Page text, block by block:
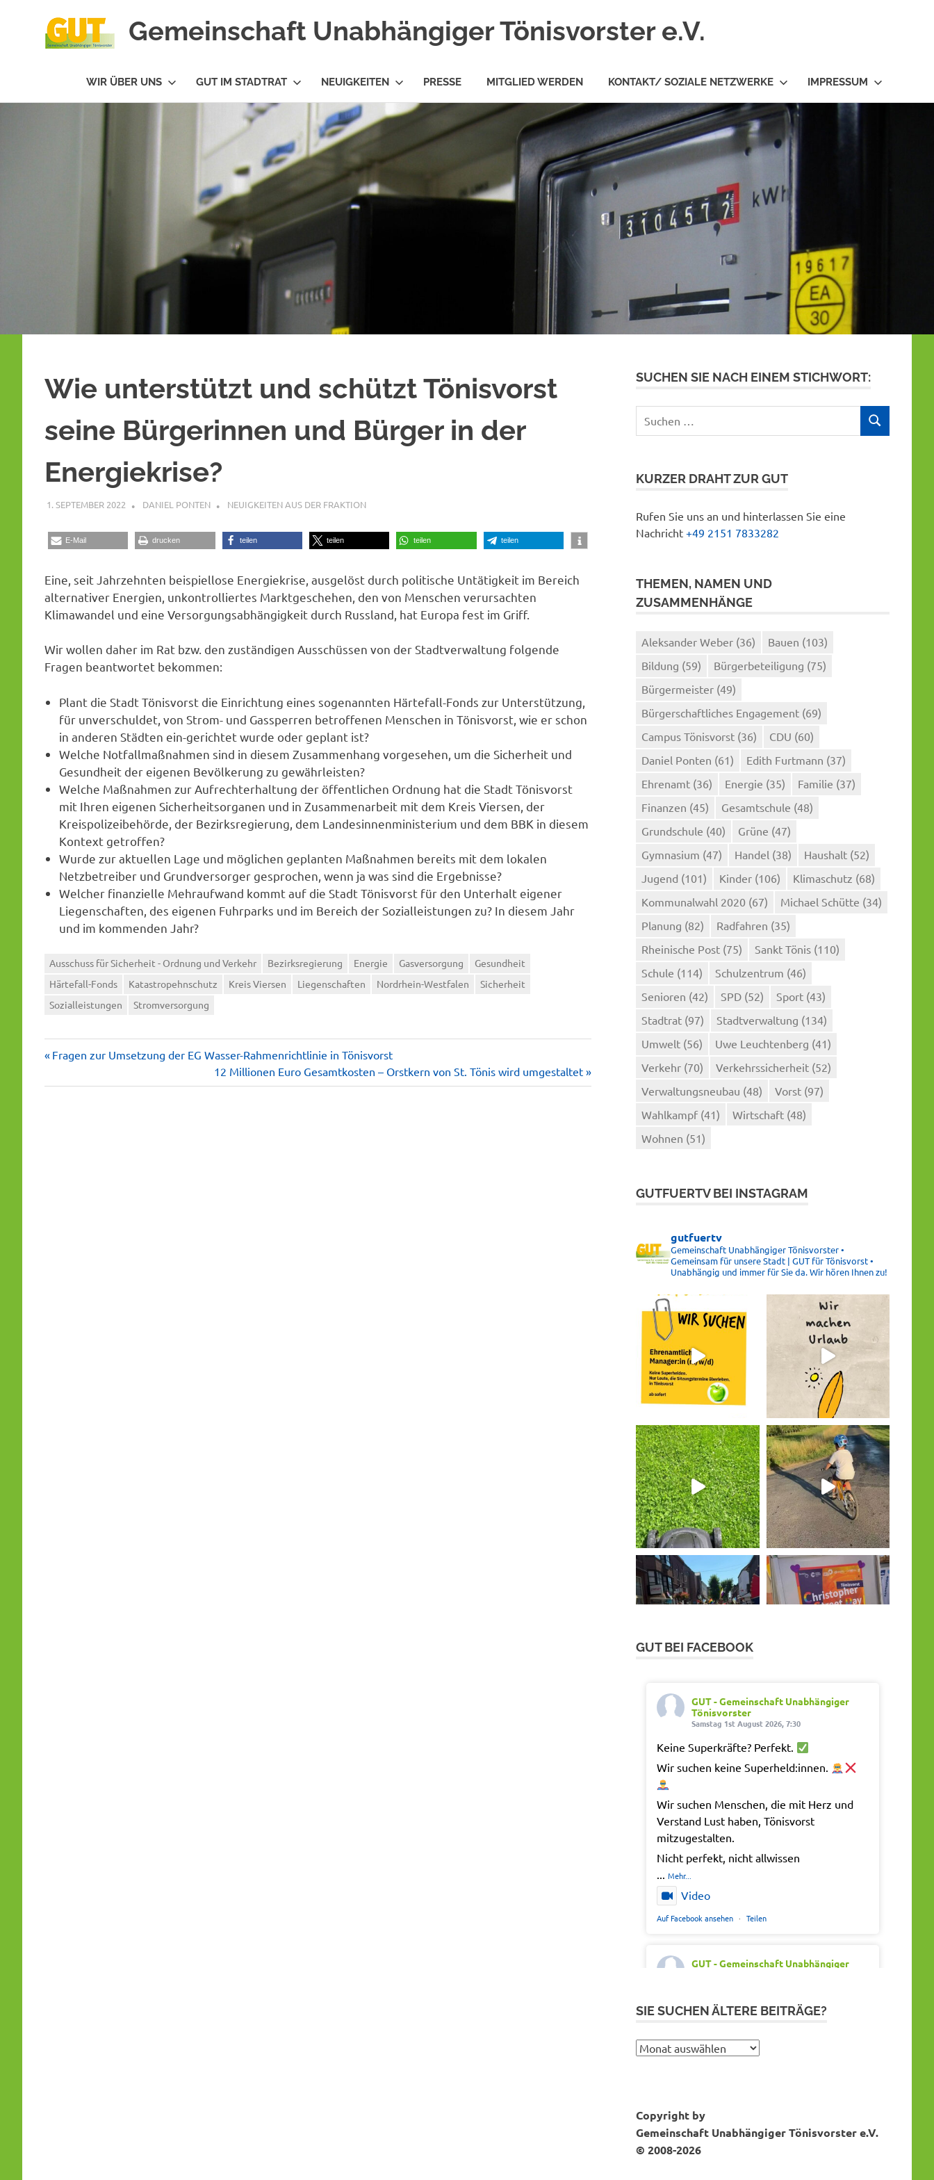
Gemeinschaft Unabhängiger Tönisvorster e.V.
WIR ÜBER UNS GUT IM STADTRAT NEUIGKEITEN PRESSE MITGLIED WERDEN KONTAKT/ SOZIALE NETZWERKE IMPRESSUM
Wie unterstützt und schützt Tönisvorst
seine Bürgerinnen und Bürger in der
Energiekrise?
1. SEPTEMBER 2022 DANIEL PONTEN NEUIGKEITEN AUS DER FRAKTION
E-Mail drucken teilen teilen teilen teilen
Eine, seit Jahrzehnten beispiellose Energiekrise, ausgelöst durch politische Untätigkeit im Bereich
alternativer Energien, unkontrolliertes Marktgeschehen, den von Menschen verursachten
Klimawandel und eine Versorgungsabhängigkeit durch Russland, hat Europa fest im Griff.
Wir wollen daher im Rat bzw. den zuständigen Ausschüssen von der Stadtverwaltung folgende
Fragen beantwortet bekommen:
Plant die Stadt Tönisvorst die Einrichtung eines sogenannten Härtefall-Fonds zur Unterstützung,
für unverschuldet, von Strom- und Gassperren betroffenen Menschen in Tönisvorst, wie er schon
in anderen Städten ein-gerichtet wurde oder geplant ist?
Welche Notfallmaßnahmen sind in diesem Zusammenhang vorgesehen, um die Sicherheit und
Gesundheit der eigenen Bevölkerung zu gewährleisten?
Welche Maßnahmen zur Aufrechterhaltung der öffentlichen Ordnung hat die Stadt Tönisvorst
mit Ihren eigenen Sicherheitsorganen und in Zusammenarbeit mit dem Kreis Viersen, der
Kreispolizeibehörde, der Bezirksregierung, dem Landesinnenministerium und dem BBK in diesem
Kontext getroffen?
Wurde zur aktuellen Lage und möglichen geplanten Maßnahmen bereits mit dem lokalen
Netzbetreiber und Grundversorger gesprochen, wenn ja was sind die Ergebnisse?
Welcher finanzielle Mehraufwand kommt auf die Stadt Tönisvorst für den Unterhalt eigener
Liegenschaften, des eigenen Fuhrparks und im Bereich der Sozialleistungen zu? In diesem Jahr
und im kommenden Jahr?
Ausschuss für Sicherheit - Ordnung und Verkehr Bezirksregierung Energie Gasversorgung
Gesundheit
Härtefall-Fonds
Katastropehnschutz Kreis Viersen Liegenschaften Nordrhein-Westfalen
Sicherheit
Sozialleistungen
Stromversorgung
Beitragsnavigation
Vorheriger
Fragen zur Umsetzung der EG Wasser-Rahmenrichtlinie in Tönisvorst
Nächster
Beitrag:
12 Millionen Euro Gesamtkosten – Orstkern von St. Tönis wird umgestaltet
SUCHEN SIE NACH EINEM STICHWORT:
Suchen
SUCHEN
KURZER DRAHT ZUR GUT
Rufen Sie uns an und hinterlassen Sie eine
Nachricht+49 2151 7833282
THEMEN, NAMEN UND
ZUSAMMENHÄNGE
Aleksander Weber (36) Bauen (103)
Bildung (59) Bürgerbeteiligung (75)
Bürgermeister (49)
Bürgerschaftliches Engagement (69)
Campus Tönisvorst (36) CDU (60)
Daniel Ponten (61) Edith Furtmann (37)
Ehrenamt (36) Energie (35) Familie (37)
Finanzen (45) Gesamtschule (48)
Grundschule (40) Grüne (47)
Gymnasium (47) Handel (38) Haushalt (52)
Jugend (101) Kinder (106) Klimaschutz (68)
Kommunalwahl 2020 (67) Michael Schütte (34)
Planung (82) Radfahren (35)
Rheinische Post (75) Sankt Tönis (110)
Schule (114) Schulzentrum (46)
Senioren (42) SPD (52) Sport (43)
Stadtrat (97) Stadtverwaltung (134)
Umwelt (56) Uwe Leuchtenberg (41)
Verkehr (70) Verkehrssicherheit (52)
Verwaltungsneubau (48) Vorst (97)
Wahlkampf (41) Wirtschaft (48)
Wohnen (51)
GUTFUERTV BEI INSTAGRAM
gutfuertv
Gemeinschaft Unabhängiger Tönisvorster •
Gemeinsam für unsere Stadt | GUT für Tönisvorst •
Unabhängig und immer für Sie da. Wir hören Ihnen zu!
GUT BEI FACEBOOK
GUT - Gemeinschaft Unabhängiger
Tönisvorster
Samstag 1st August 2026, 7:30
Keine Superkräfte? Perfekt.
Wir suchen keine Superheld:innen.
Wir suchen Menschen, die mit Herz und
Verstand Lust haben, Tönisvorst
mitzugestalten.
Nicht perfekt, nicht allwissen
...Mehr...
Video
Auf Facebook ansehen · Teilen
GUT - Gemeinschaft Unabhängiger
Out of office. Out of drama.
gute Erholung.
#gemeinschaftunabhaengigertönisvorster
#tönisvorst
Video
SIE SUCHEN ÄLTERE BEITRÄGE?
Sie
Copyright by
Gemeinschaft Unabhängiger Tönisvorster e.V.
© 2008-2026